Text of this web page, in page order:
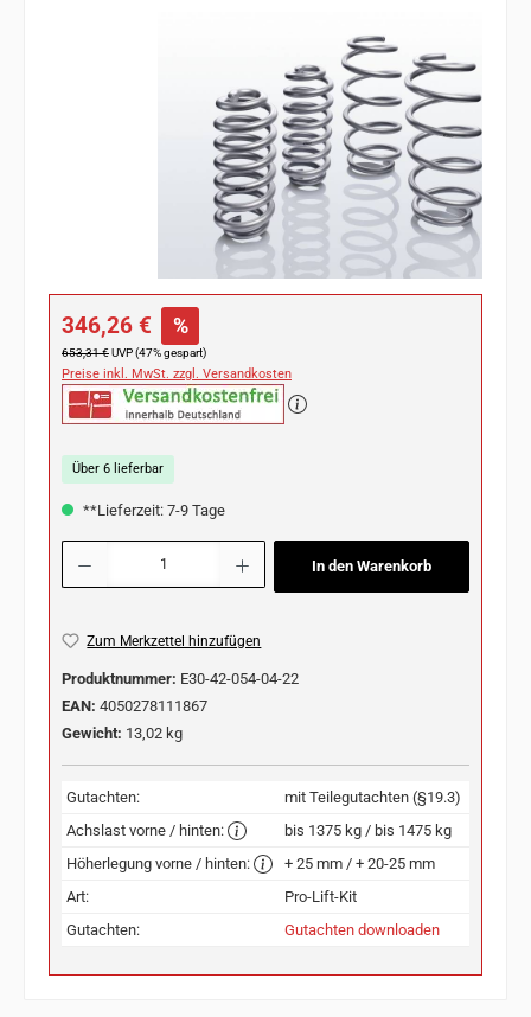
Verkaufspreis:
346,26 € %
Regulärer Preis:
653,31 €UVP (47% gespart)
Preise inkl. MwSt. zzgl. Versandkosten
Über 6 lieferbar
**Lieferzeit: 7-9 Tage
Produkt Anzahl: Gib den gewünschten Wert ein oder benutze die Schaltflächen
In den Warenkorb
Zum Merkzettel hinzufügen
Produktnummer: E30-42-054-04-22
EAN: 4050278111867
Gewicht: 13,02 kg
Gutachten:
mit Teilegutachten (§19.3)
Achslast vorne / hinten:
bis 1375 kg / bis 1475 kg
Höherlegung vorne / hinten:
+ 25 mm / + 20-25 mm
Art:
Pro-Lift-Kit
Gutachten:
Gutachten downloaden